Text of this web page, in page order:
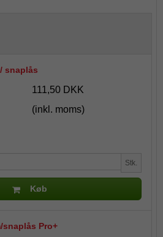
snaplås
111,50 DKK
(inkl. moms)
Stk.
Køb
snaplås Pro+